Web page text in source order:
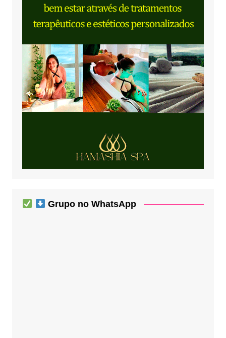
Grupo no WhatsApp